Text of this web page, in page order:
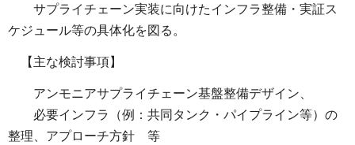
サプライチェーン実装に向けたインフラ整備・実証ス
ケジュール等の具体化を図る。
【主な検討事項】
アンモニアサプライチェーン基盤整備デザイン、
必要インフラ（例：共同タンク・パイプライン等）の
整理、アプローチ方針 等